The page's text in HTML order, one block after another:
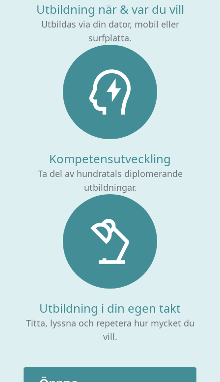
Utbildning när & var du vill
Utbildas via din dator, mobil eller
surfplatta.
Kompetensutveckling
Ta del av hundratals diplomerande
utbildningar.
Utbildning i din egen takt
Titta, lyssna och repetera hur mycket du
vill.